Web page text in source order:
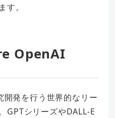
す。
OpenAI
発を行う世界的なリー
GPTシリーズやDALL-E